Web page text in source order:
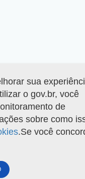
sua
o gov.br, você
de
sobre como
.Se você